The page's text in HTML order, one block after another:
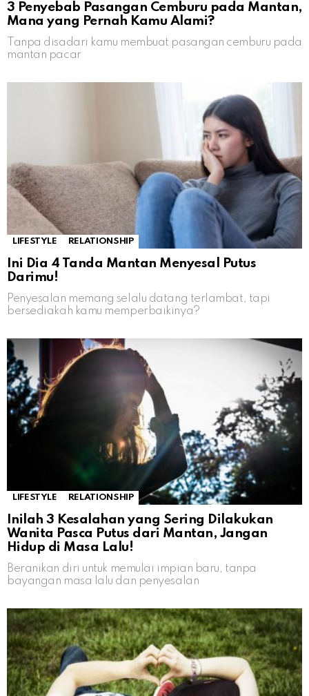
3 Penyebab Pasangan Cemburu pada Mantan,
Mana yang Pernah Kamu Alami?
Tanpa disadari kamu membuat pasangan cemburu pada
mantan pacar
LIFESTYLE RELATIONSHIP
Ini Dia 4 Tanda Mantan Menyesal Putus
Darimu!
Penyesalan memang selalu datang terlambat, tapi
bersediakah kamu memperbaikinya?
LIFESTYLE RELATIONSHIP
Inilah 3 Kesalahan yang Sering Dilakukan
Wanita Pasca Putus dari Mantan, Jangan
Hidup di Masa Lalu!
Beranikan diri untuk memulai impian baru, tanpa
bayangan masa lalu dan penyesalan